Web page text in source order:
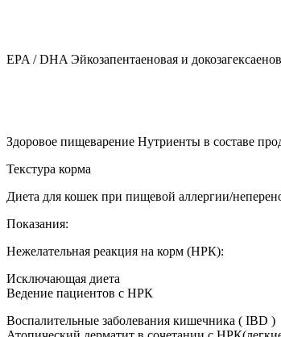
EPA / DHA Эйкозапентаеновая и
Здоровое пищеварение Нутриенты в составе
Текстура корма
Диета для кошек при пищевой аллергии/
Показания:
Нежелательная реакция на корм (НРК):
Исключающая диета
Ведение пациентов с НРК
Воспалительные заболевания кишечника ( IBD )